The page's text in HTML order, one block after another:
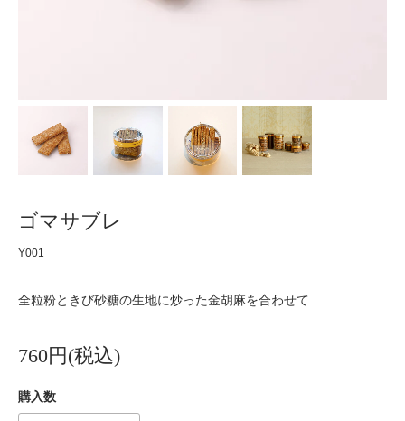
ゴマサブレ
Y001
全粒粉ときび砂糖の生地に炒った金胡麻を合わせて
760円(税込)
購入数